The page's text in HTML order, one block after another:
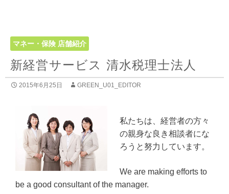
マネー・保険 店舗紹介
新経営サービス 清水税理士法人
2015年6月25日 GREEN_U01_EDITOR
私たちは、経営者の方々
の親身な良き相談者にな
ろうと努力しています。
We are making efforts to
be a good consultant of the manager.